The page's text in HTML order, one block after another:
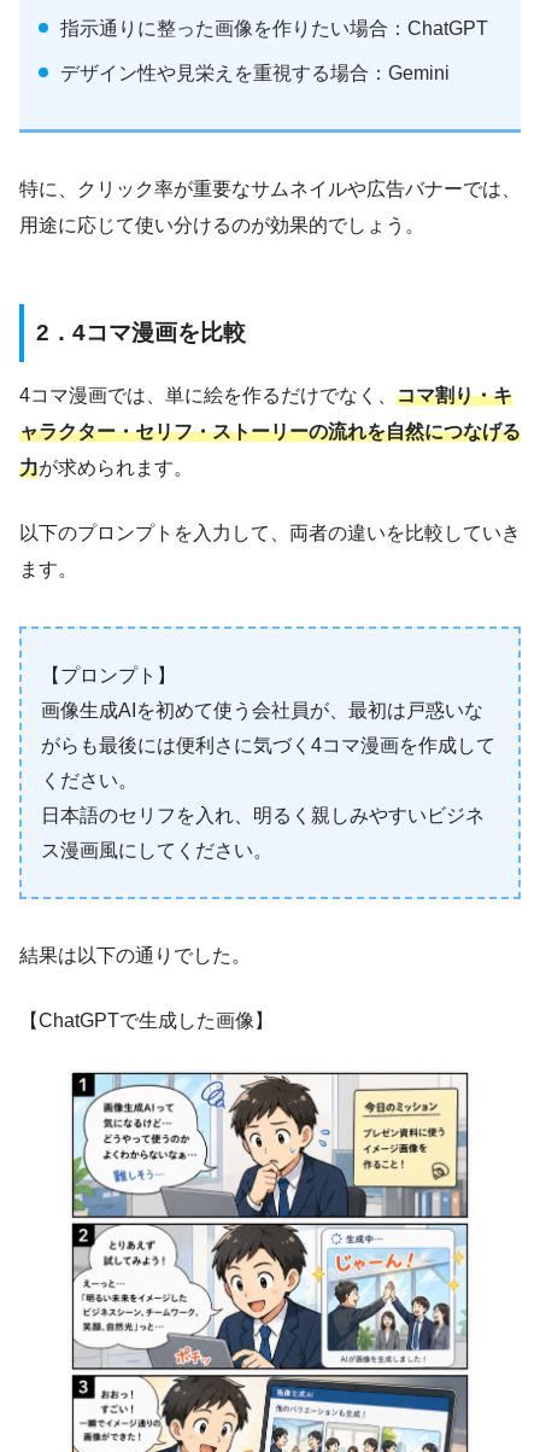
指示通りに整った画像を作りたい場合：ChatGPT
デザイン性や見栄えを重視する場合：Gemini
特に、クリック率が重要なサムネイルや広告バナーでは、
用途に応じて使い分けるのが効果的でしょう。
2．4コマ漫画を比較
4コマ漫画では、単に絵を作るだけでなく、 コマ割り・キ
ャラクター・セリフ・ストーリーの流れを自然につなげる
力が求められます。
以下のプロンプトを入力して、両者の違いを比較していき
ます。
【プロンプト】
画像生成AIを初めて使う会社員が、最初は戸惑いな
がらも最後には便利さに気づく4コマ漫画を作成して
ください。
日本語のセリフを入れ、明るく親しみやすいビジネ
ス漫画風にしてください。
結果は以下の通りでした。
【ChatGPTで生成した画像】